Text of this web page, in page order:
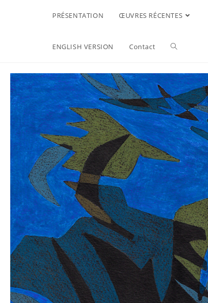
PRÉSENTATION ŒUVRES RÉCENTES
ENGLISH VERSION Contact